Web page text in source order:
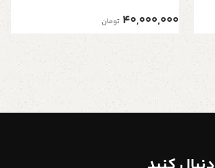
40,000,000 تومان